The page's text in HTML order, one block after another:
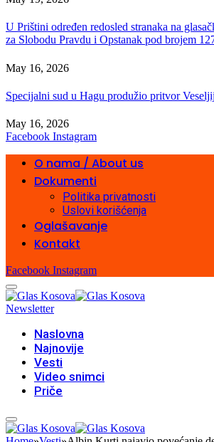
U Prištini određen redosled stranaka na
za Slobodu Pravdu i Opstanak pod brojem
May 16, 2026
Specijalni sud u Hagu produžio pritvor
May 16, 2026
Facebook Instagram
O nama / About us
Dokumenti
Politika privatnosti
Uslovi korišćenja
Oglašavanje
Kontakt
Facebook Instagram
Newsletter
Naslovna
Najnovije
Vesti
Video snimci
Priče